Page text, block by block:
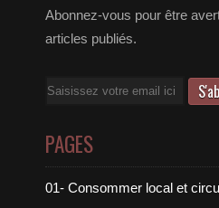
Abonnez-vous pour être
articles publiés.
Email
PAGES
01- Consommer local et